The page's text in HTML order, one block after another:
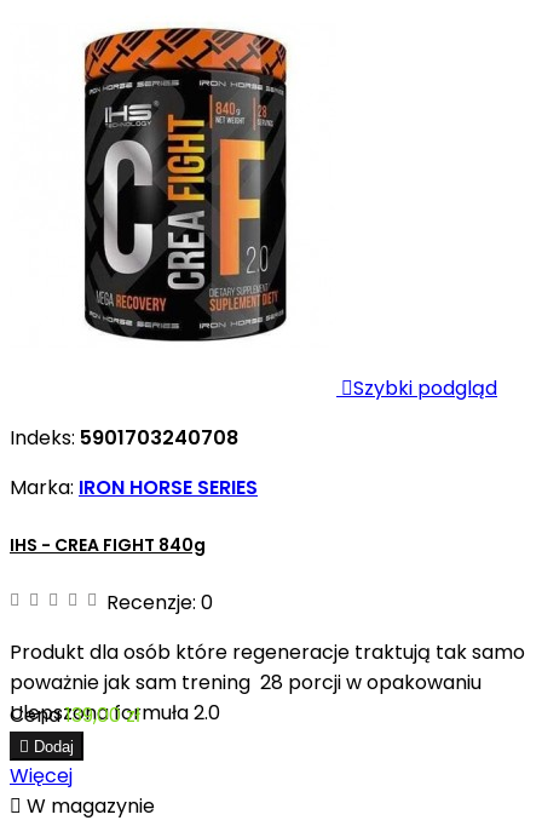
Szybki podgląd
Indeks: 5901703240708
Marka: IRON HORSE SERIES
IHS - CREA FIGHT 840g
Recenzje: 0
Produkt dla osób które regeneracje traktują tak samo
poważnie jak sam trening 28 porcji w opakowaniu
Ulepszona formuła 2.0
Cena139,00 zł
 Dodaj
Więcej
 W magazynie